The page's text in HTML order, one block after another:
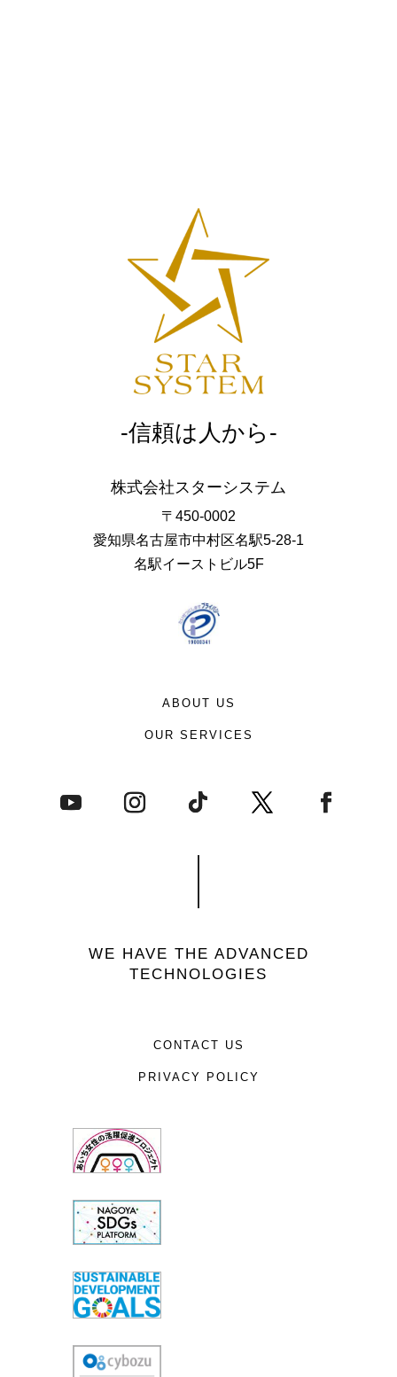
-信頼は人から-
株式会社スターシステム
〒450-0002
愛知県名古屋市中村区名駅5-28-1
名駅イーストビル5F
ABOUT US
OUR SERVICES
WE HAVE THE ADVANCED
TECHNOLOGIES
CONTACT US
PRIVACY POLICY